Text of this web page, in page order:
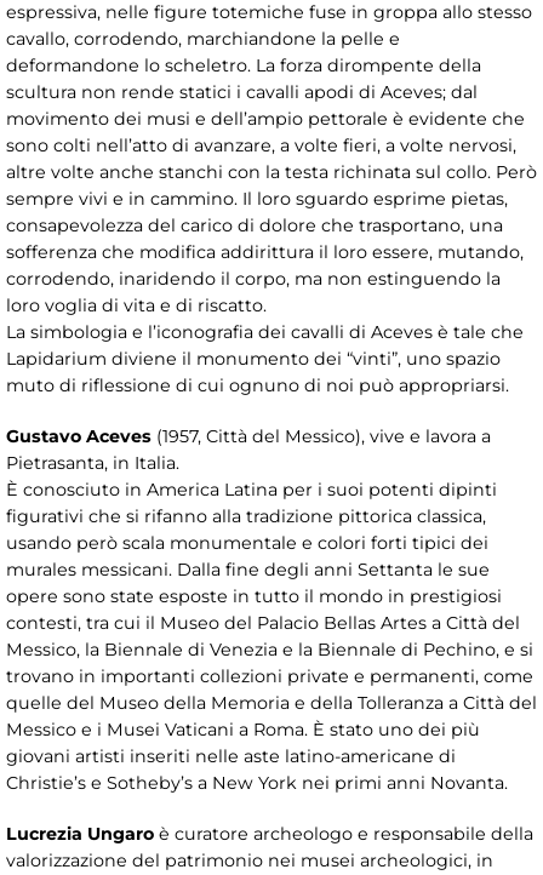
espressiva, nelle figure totemiche fuse in groppa allo stesso
cavallo, corrodendo, marchiandone la pelle e
deformandone lo scheletro. La forza dirompente della
scultura non rende statici i cavalli apodi di Aceves; dal
movimento dei musi e dell’ampio pettorale è evidente che
sono colti nell’atto di avanzare, a volte fieri, a volte nervosi,
altre volte anche stanchi con la testa richinata sul collo. Però
sempre vivi e in cammino. Il loro sguardo esprime pietas,
consapevolezza del carico di dolore che trasportano, una
sofferenza che modifica addirittura il loro essere, mutando,
corrodendo, inaridendo il corpo, ma non estinguendo la
loro voglia di vita e di riscatto.
La simbologia e l’iconografia dei cavalli di Aceves è tale che
Lapidarium diviene il monumento dei “vinti”, uno spazio
muto di riflessione di cui ognuno di noi può appropriarsi.
Gustavo Aceves (1957, Città del Messico), vive e lavora a
Pietrasanta, in Italia.
È conosciuto in America Latina per i suoi potenti dipinti
figurativi che si rifanno alla tradizione pittorica classica,
usando però scala monumentale e colori forti tipici dei
murales messicani. Dalla fine degli anni Settanta le sue
opere sono state esposte in tutto il mondo in prestigiosi
contesti, tra cui il Museo del Palacio Bellas Artes a Città del
Messico, la Biennale di Venezia e la Biennale di Pechino, e si
trovano in importanti collezioni private e permanenti, come
quelle del Museo della Memoria e della Tolleranza a Città del
Messico e i Musei Vaticani a Roma. È stato uno dei più
giovani artisti inseriti nelle aste latino-americane di
Christie’s e Sotheby’s a New York nei primi anni Novanta.
Lucrezia Ungaro è curatore archeologo e responsabile della
valorizzazione del patrimonio nei musei archeologici, in